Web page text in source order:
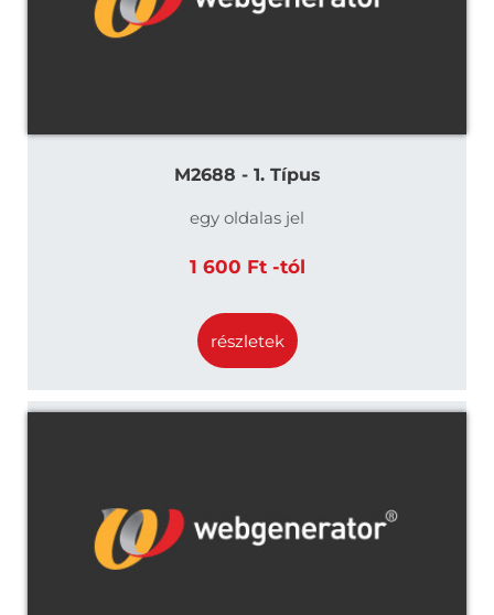
M2688 - 1. Típus
egy oldalas jel
1 600 Ft -tól
részletek